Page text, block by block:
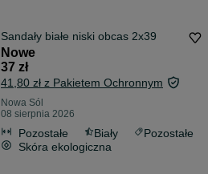
Sandały białe niski obcas 2x39
Nowe
37 zł
41,80 zł z Pakietem Ochronnym
Nowa Sól
08 sierpnia 2026
Pozostałe Biały
Pozostałe
Skóra ekologiczna